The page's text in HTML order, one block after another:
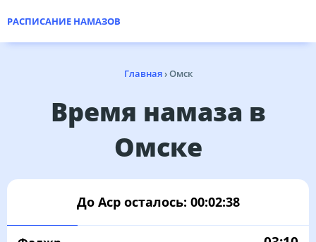
РАСПИСАНИЕ НАМАЗОВ
Главная›Омск
Время намаза в
Омске
До Аср осталось: 00:02:38